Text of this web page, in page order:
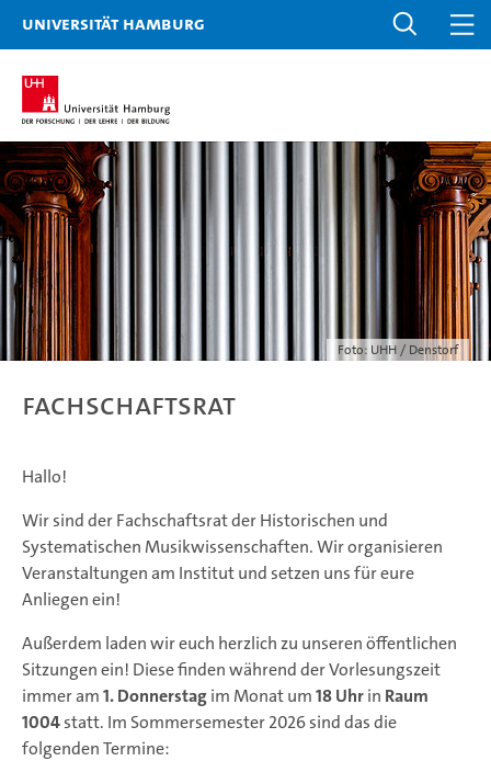
Universität Hamburg
Foto: UHH / Denstorf
Fachschaftsrat
Hallo!
Wir sind der Fachschaftsrat der Historischen und
Systematischen Musikwissenschaften. Wir organisieren
Veranstaltungen am Institut und setzen uns für eure
Anliegen ein!
Außerdem laden wir euch herzlich zu unseren öffentlichen
Sitzungen ein! Diese finden während der Vorlesungszeit
immer am1. Donnerstagim Monat um18 Uhrin Raum
1004statt. Im Sommersemester 2026 sind das die
folgenden Termine: